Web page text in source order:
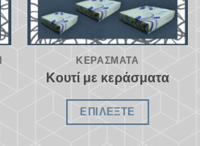
ΚΕΡΆΣΜΑΤΑ
Κουτί με κεράσματα
ΕΠΙΛΈΞΤΕ